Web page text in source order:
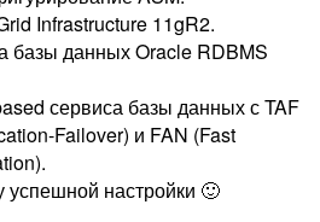
Infrastructure 11gR2.
базы данных Oracle RDBMS
сервиса базы данных с TAF
Failover) и FAN (Fast
успешной настройки 🙂